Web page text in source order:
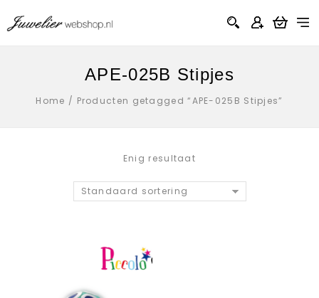
APE-025B Stipjes
Home / Producten getagged “APE-025B Stipjes”
Enig resultaat
Standaard sortering